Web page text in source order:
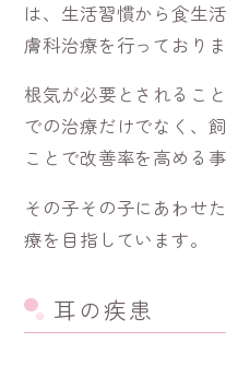
は、生活習慣から食生
膚科治療を行っておりま
根気が必要とされるこ
での治療だけでなく、
ことで改善率を高める
その子その子にあわせ
療を目指しています。
耳の疾患